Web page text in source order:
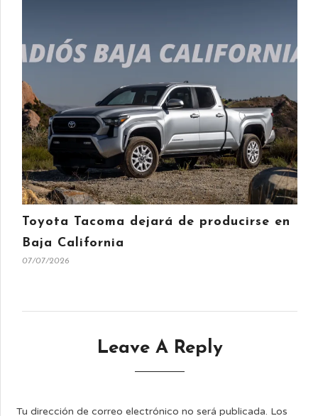
Toyota Tacoma dejará de producirse en
Baja California
07/07/2026
Leave A Reply
Tu dirección de correo electrónico no será publicada. Los